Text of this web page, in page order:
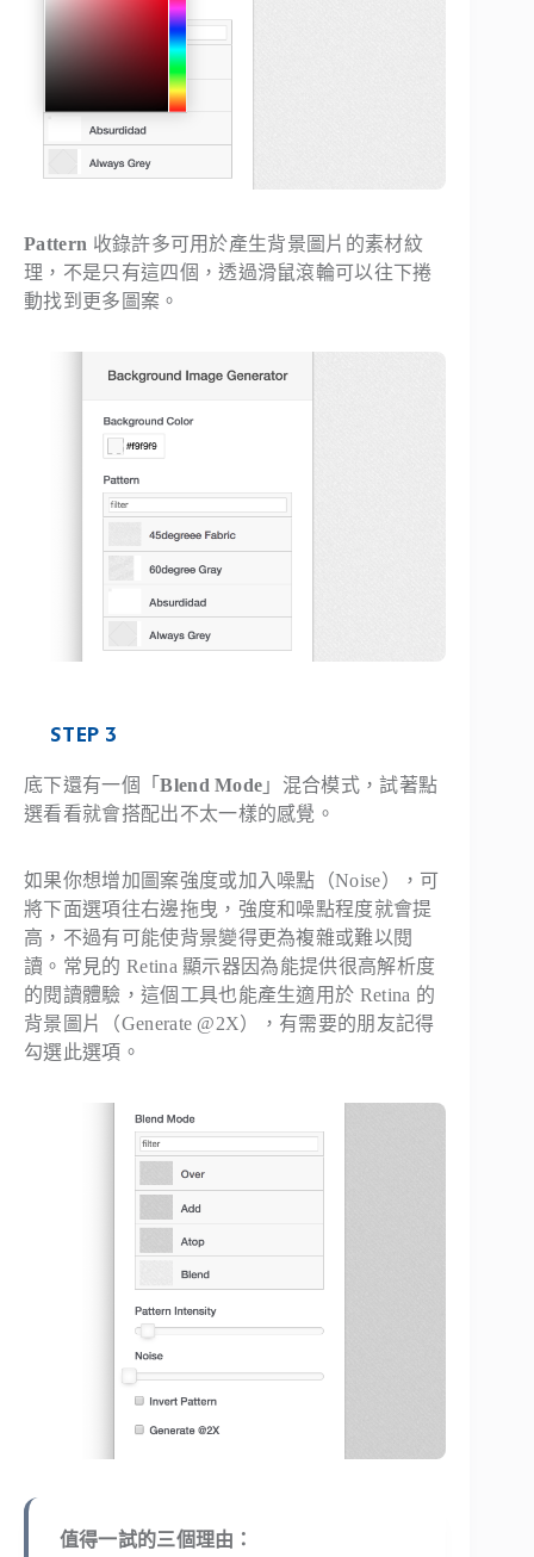
Pattern 收錄許多可用於產生背景圖片的素材紋
理，不是只有這四個，透過滑鼠滾輪可以往下捲
動找到更多圖案。
STEP 3
底下還有一個「Blend Mode 」混合模式，試著點
選看看就會搭配出不太一樣的感覺。
如果你想增加圖案強度或加入噪點（Noise），可
將下面選項往右邊拖曳，強度和噪點程度就會提
高，不過有可能使背景變得更為複雜或難以閱
讀。常見的 Retina 顯示器因為能提供很高解析度
的閱讀體驗，這個工具也能產生適用於 Retina 的
背景圖片（Generate @2X），有需要的朋友記得
勾選此選項。
值得一試的三個理由：